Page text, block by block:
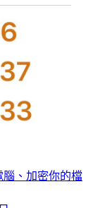
腦、加密你的檔